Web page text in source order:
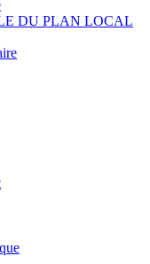
DU PLAN LOCAL